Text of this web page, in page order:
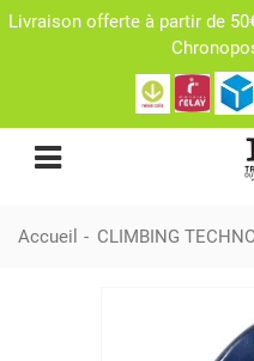
Livraison offerte à partir de
Accueil - CLIMBING